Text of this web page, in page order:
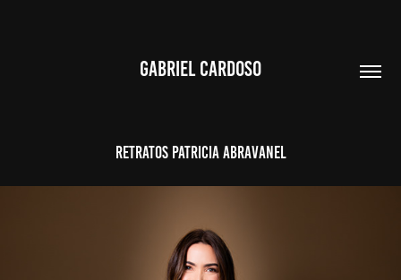
GABRIEL CARDOSO
RETRATOS PATRICIA ABRAVANEL